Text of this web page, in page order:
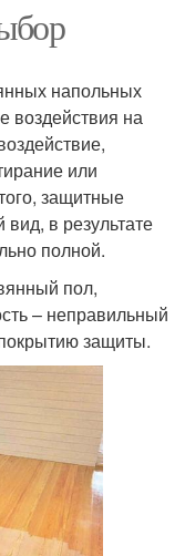
напольных
воздействия на
или
защитные
в результате
полной.
пол,
– неправильный
защиты.